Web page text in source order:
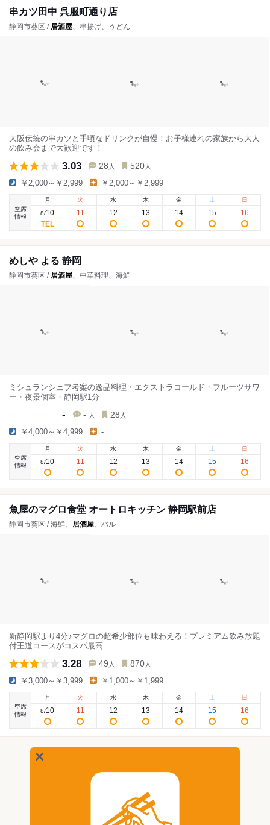
串カツ田中 呉服町通り店
静岡市葵区 / 居酒屋、串揚げ、うどん
大阪伝統の串カツと手頃なドリンクが自慢！お子様連れの家族から大人
の飲み会まで大歓迎です！
3.03 28 人 520 人
￥2,000～￥2,999 ￥2,000～￥2,999
空席
情報
月
8/10
火
11
水
12
木
13
金
14
土
15
日
16
めしや よる 静岡
静岡市葵区 / 居酒屋、中華料理、海鮮
ミシュランシェフ考案の逸品料理・エクストラコールド・フルーツサワ
ー・夜景個室・静岡駅1分
- - 人 28 人
￥4,000～￥4,999 -
空席
情報
月
8/10
火
11
水
12
木
13
金
14
土
15
日
16
魚屋のマグロ食堂 オートロキッチン 静岡駅前店
静岡市葵区 / 海鮮、 居酒屋、バル
新静岡駅より4分♪マグロの超希少部位も味わえる！プレミアム飲み放題
付王道コースがコスパ最高
3.28 49 人 870 人
￥3,000～￥3,999 ￥1,000～￥1,999
空席
情報
月
8/10
火
11
水
12
木
13
金
14
土
15
日
16